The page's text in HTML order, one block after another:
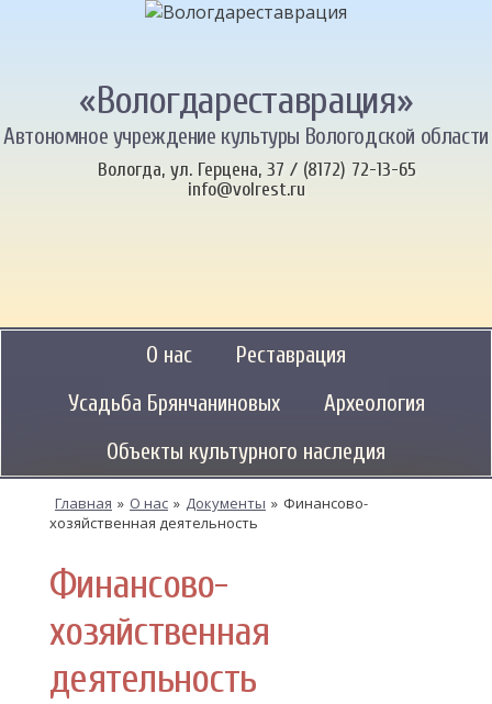
«Вологдареставрация»
Автономное учреждение культуры Вологодской области
Вологда, ул. Герцена, 37 / (8172) 72-13-65
info@volrest.ru
О нас
Реставрация
Усадьба Брянчаниновых
Археология
Объекты культурного наследия
Главная » О нас » Документы » Финансово-
хозяйственная деятельность
Финансово-
хозяйственная
деятельность